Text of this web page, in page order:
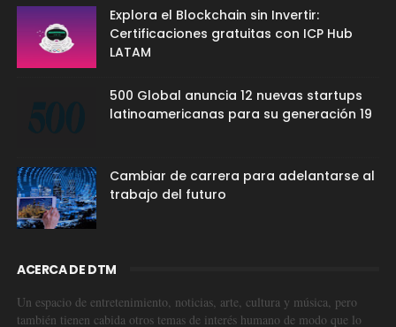
Explora el Blockchain sin Invertir:
Certificaciones gratuitas con ICP Hub
LATAM
500 Global anuncia 12 nuevas startups
latinoamericanas para su generación 19
Cambiar de carrera para adelantarse al
trabajo del futuro
ACERCA DE DTM
Un espacio de entretenimiento, noticias, arte, cultura y música, pero
también tienen cabida otros temas de interés humano de modo que lo